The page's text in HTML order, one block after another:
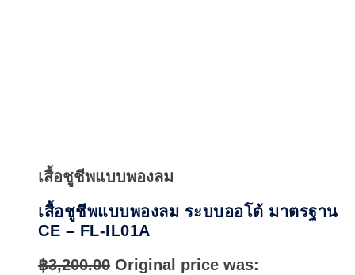
เสื้อชูชีพแบบพองลม
เสื้อชูชีพแบบพองลม ระบบออโต้ มาตรฐาน
CE – FL-IL01A
฿3,200.00 Original price was: